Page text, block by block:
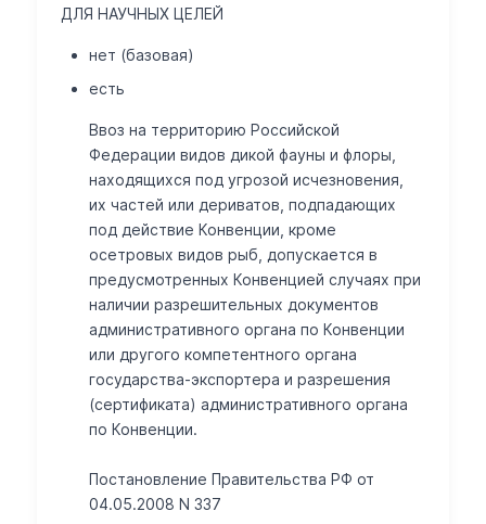
ДЛЯ НАУЧНЫХ ЦЕЛЕЙ
нет (базовая)
есть
Ввоз на территорию Российской
Федерации видов дикой фауны и флоры,
находящихся под угрозой исчезновения,
их частей или дериватов, подпадающих
под действие Конвенции, кроме
осетровых видов рыб, допускается в
предусмотренных Конвенцией случаях при
наличии разрешительных документов
административного органа по Конвенции
или другого компетентного органа
государства-экспортера и разрешения
(сертификата) административного органа
по Конвенции.
Постановление Правительства РФ от
04.05.2008 N 337